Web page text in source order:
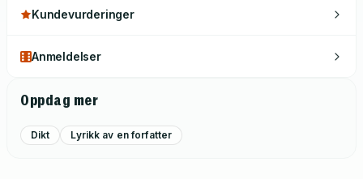
Kundevurderinger
Anmeldelser
Oppdag mer
Dikt Lyrikk av en forfatter